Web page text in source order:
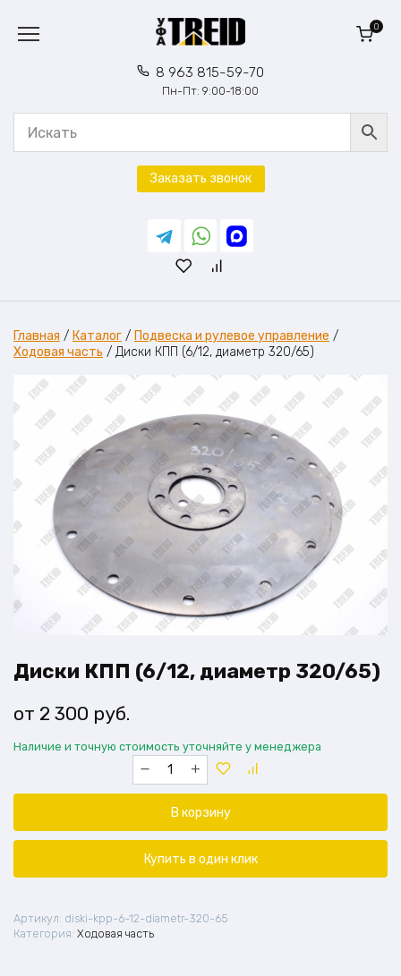
содержанию
8 963 815-59-70
Пн-Пт: 9:00-18:00
0
Заказать звонок
Главная / Каталог / Подвеска и рулевое управление /
Ходовая часть / Диски КПП (6/12, диаметр 320/65)
Диски КПП (6/12, диаметр 320/65)
2 300 руб.
Наличие и точную стоимость уточняйте у менеджера
Количество
товара
Диски
диаметр
320/65)
В корзину
Купить в один клик
Артикул: diski-kpp-6-12-diametr-320-65
Категория: Ходовая часть